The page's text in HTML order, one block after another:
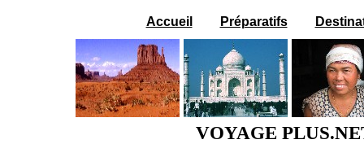
Accueil Préparatifs
VOYAGE